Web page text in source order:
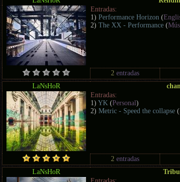
Entradas:
1)Performance Horizon (
2)The XX - Performance (
2 entradas
LaNsHoR
Entradas:
1)YK (Personal)
2)Metric - Speed the collapse (
2 entradas
LaNsHoR